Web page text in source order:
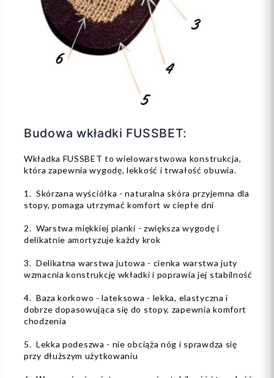
Budowa wkładki FUSSBET:
Wkładka FUSSBET to wielowarstwowa konstrukcja,
która zapewnia wygodę, lekkość i trwałość obuwia.
1. Skórzana wyściółka - naturalna skóra przyjemna dla
stopy, pomaga utrzymać komfort w ciepłe dni
2. Warstwa miękkiej pianki - zwiększa wygodę i
delikatnie amortyzuje każdy krok
3. Delikatna warstwa jutowa - cienka warstwa juty
wzmacnia konstrukcję wkładki i poprawia jej stabilność
4. Baza korkowo - lateksowa - lekka, elastyczna i
dobrze dopasowująca się do stopy, zapewnia komfort
chodzenia
5. Lekka podeszwa - nie obciąża nóg i sprawdza się
przy dłuższym użytkowaniu